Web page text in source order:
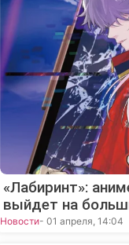
«Лабиринт»:
выйдет на
Новости- 01 апреля, 14:04